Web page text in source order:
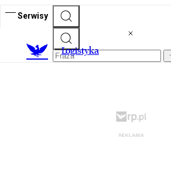
Serwisy
Logistyka